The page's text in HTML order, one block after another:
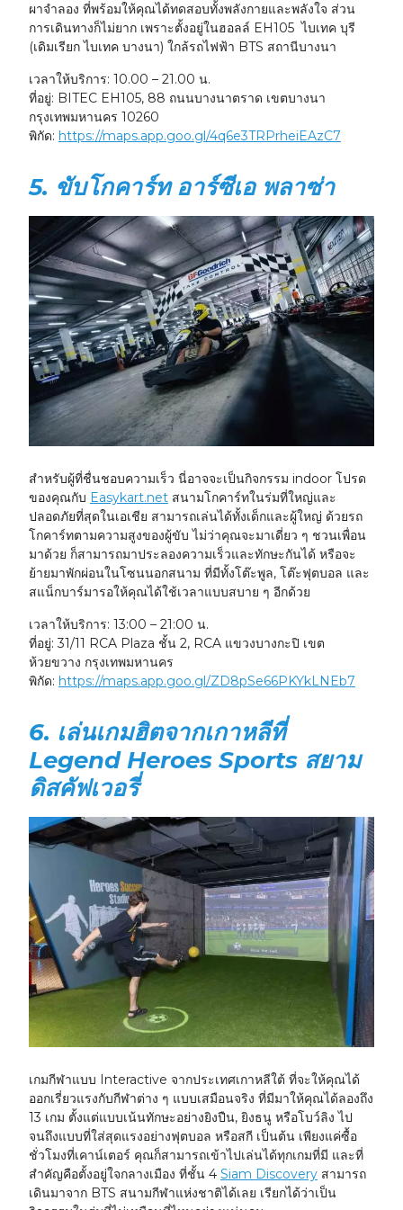
ผาจำลอง ที่พร้อมให้คุณได้ทดสอบทั้งพลังกายและพลังใจ ส่วน
การเดินทางก็ไม่ยาก เพราะตั้งอยู่ในฮอลล์ EH105ไบเทค บุรี
(เดิมเรียกไบเทค บางนา) ใกล้รถไฟฟ้า BTS สถานีบางนา
เวลาให้บริการ: 10.00 – 21.00 น.
ที่อยู่: BITEC EH105, 88 ถนนบางนาตราด เขตบางนา
กรุงเทพมหานคร 10260
พิกัด: https://maps.app.goo.gl/4q6e3TRPrheiEAzC7
5. ขับโกคาร์ท อาร์ซีเอ พลาซ่า
สำหรับผู้ที่ชื่นชอบความเร็ว นี่อาจจะเป็นกิจกรรม indoor โปรด
ของคุณกับ Easykart.net สนามโกคาร์ทในร่มที่ใหญ่และ
ปลอดภัยที่สุดในเอเชีย สามารถเล่นได้ทั้งเด็กและผู้ใหญ่ ด้วยรถ
โกคาร์ทตามความสูงของผู้ขับ ไม่ว่าคุณจะมาเดี่ยว ๆ ชวนเพื่อน
มาด้วย ก็สามารถมาประลองความเร็วและทักษะกันได้ หรือจะ
ย้ายมาพักผ่อนในโซนนอกสนาม ที่มีทั้งโต๊ะพูล, โต๊ะฟุตบอล และ
สแน็กบาร์มารอให้คุณได้ใช้เวลาแบบสบาย ๆ อีกด้วย
เวลาให้บริการ: 13:00 – 21:00 น.
ที่อยู่:31/11 RCA Plaza ชั้น 2, RCA แขวงบางกะปิ เขต
ห้วยขวาง กรุงเทพมหานคร
พิกัด: https://maps.app.goo.gl/ZD8pSe66PKYkLNEb7
6. เล่นเกมฮิตจากเกาหลีที่
Legend Heroes Sports สยาม
ดิสคัฟเวอรี่
เกมกีฬาแบบ Interactive จากประเทศเกาหลีใต้ ที่จะให้คุณได้
ออกเรี่ยวแรงกับกีฬาต่าง ๆ แบบเสมือนจริง ที่มีมาให้คุณได้ลองถึง
13 เกม ตั้งแต่แบบเน้นทักษะอย่างยิงปืน, ยิงธนู หรือโบว์ลิง ไป
จนถึงแบบที่ใส่สุดแรงอย่างฟุตบอล หรือสกี เป็นต้น เพียงแค่ซื้อ
ชั่วโมงที่เคาน์เตอร์ คุณก็สามารถเข้าไปเล่นได้ทุกเกมที่มี และที่
สำคัญคือตั้งอยู่ใจกลางเมือง ที่ชั้น 4 Siam Discovery สามารถ
เดินมาจาก BTS สนามกีฬาแห่งชาติได้เลย เรียกได้ว่าเป็น